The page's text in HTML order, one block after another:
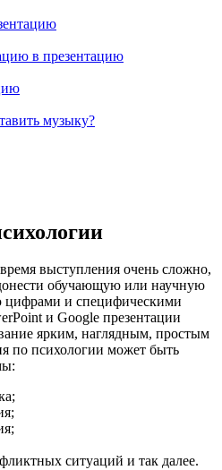
в презентацию
музыку?
выступления очень сложно,
обучающую или научную
и специфическими
и Google презентации
ярким, наглядным, простым
по психологии может быть
ситуаций и так далее.